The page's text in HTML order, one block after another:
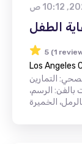
الطفل
5 (1
Los Angeles
التمارين
بالفن: الرسم،